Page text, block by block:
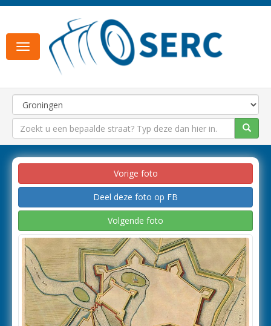
Toggle
navigation
Vorige foto
Deel deze foto op FB
Volgende foto